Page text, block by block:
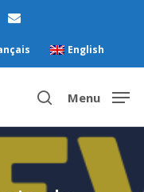
English
to close
Menu